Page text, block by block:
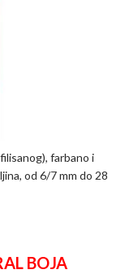
farbano i
od 6/7 mm do 28
BOJA